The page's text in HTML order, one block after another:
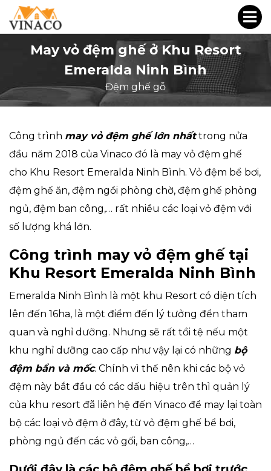
May vỏ đệm ghế ở Khu Resort
Emeralda Ninh Bình
Đệm ghế gỗ
Công trình may vỏ đệm ghế lớn nhấttrong nửa
đầu năm 2018 của Vinaco đó là may vỏ đệm ghế
cho Khu Resort Emeralda Ninh Bình. Vỏ đệm bể bơi,
đệm ghế ăn, đệm ngồi phòng chờ, đệm ghế phòng
ngủ, đệm ban công,… rất nhiều các loại vỏ đệm với
số lượng khá lớn.
Công trình may vỏ đệm ghế tại
Khu Resort Emeralda Ninh Bình
Emeralda Ninh Bình là một khu Resort có diện tích
lên đến 16ha, là một điểm đến lý tưởng đển tham
quan và nghỉ dưỡng. Nhưng sẽ rất tồi tệ nếu một
khu nghỉ dưỡng cao cấp như vậy lại có những bộ
đệm bẩn và mốc. Chính vì thế nên khi các bộ vỏ
đệm này bắt đầu có các dấu hiệu trên thì quản lý
của khu resort đã liên hệ đến Vinaco để may lại toàn
bộ các loại vỏ đệm ở đây, từ vỏ đệm ghế bể bơi,
phòng ngủ đến các vỏ gối, ban công,…